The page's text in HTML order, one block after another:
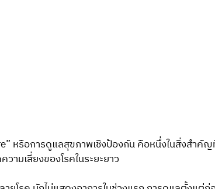
ามเสี่ยงของโรคในระยะยาว